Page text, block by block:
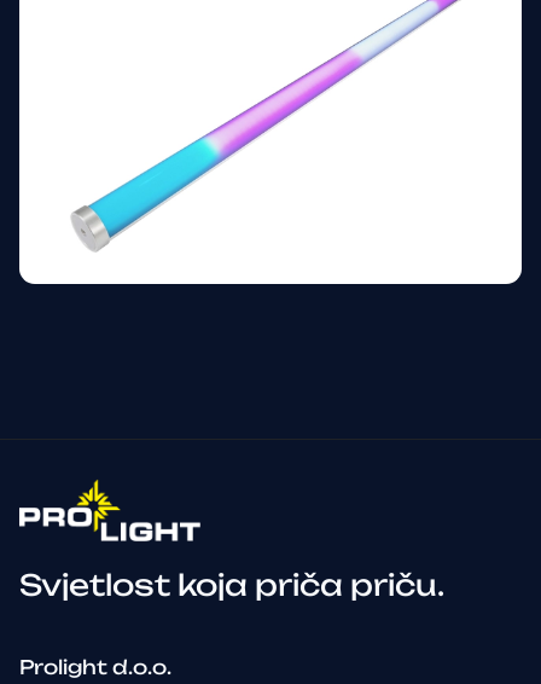
Svjetlost koja priča priču.
Prolight d.o.o.